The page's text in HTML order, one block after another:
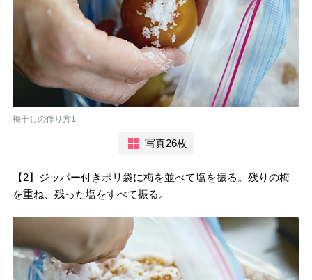
梅干しの作り方1
写真26枚
【2】ジッパー付きポリ袋に梅を並べて塩を振る。残りの梅
を重ね、残った塩をすべて振る。